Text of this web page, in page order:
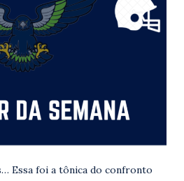
Essa foi a tônica do confronto